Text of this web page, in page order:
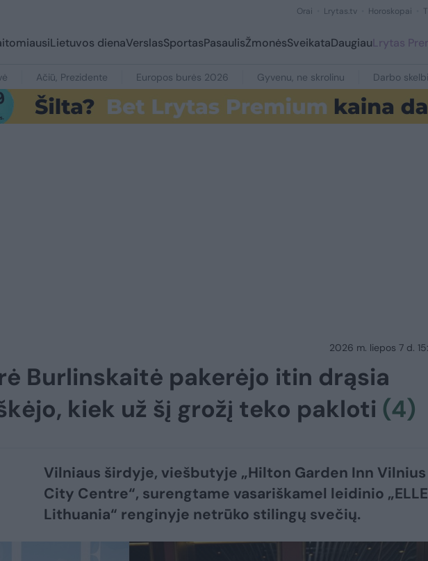
Orai Lrytas.tv Horoskopai
Lietuvos dienaVerslasSportasPasaulisŽmonėsSveikataDaugiauLrytas
Ačiū, Prezidente Europos burės 2026 Gyvenu, ne skrolinu Darbo
2026 m. liepos 7 d.
Burlinskaitė pakerėjo itin drąsia
kiek už šį grožį teko pakloti (4)
Vilniaus širdyje, viešbutyje „Hilton Garden Inn Vilnius
City Centre“, surengtame vasariškamel leidinio „ELLE
Lithuania“ renginyje netrūko stilingų svečių.